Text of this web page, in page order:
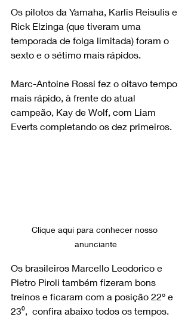
Os pilotos da Yamaha, Karlis Reisulis e
Rick Elzinga (que tiveram uma
temporada de folga limitada) foram o
sexto e o sétimo mais rápidos.
Marc-Antoine Rossi fez o oitavo tempo
mais rápido, à frente do atual
campeão, Kay de Wolf, com Liam
Everts completando os dez primeiros.
Clique aqui para conhecer nosso
anunciante
Os brasileiros Marcello Leodorico e
Pietro Piroli também fizeram bons
treinos e ficaram com a posição 22º e
23⁰,  confira abaixo todos os tempos.